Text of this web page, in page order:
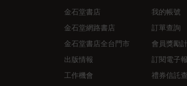
金石堂書店
金石堂網路書店
金石堂書店全台門市
出版情報
工作機會
我的帳號
訂單查詢
會員獎勵
訂閱電子報
禮券信託